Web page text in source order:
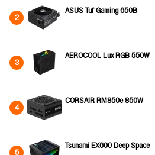
2 ASUS Tuf Gaming 650B
3 AEROCOOL Lux RGB 550W
4 CORSAIR RM850e 850W
Tsunami EX600 Deep Space